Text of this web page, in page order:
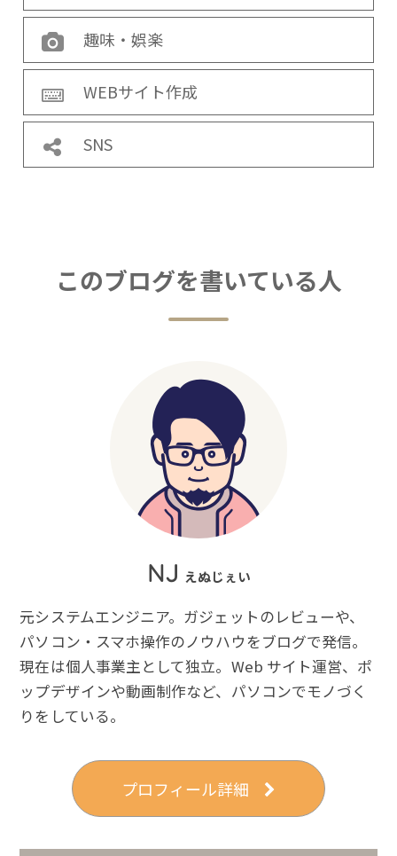
趣味・娯楽
WEBサイト作成
SNS
このブログを書いている人
NJ えぬじぇい
元システムエンジニア。ガジェットのレビューや、
パソコン・スマホ操作のノウハウをブログで発信。
現在は個人事業主として独立。Web サイト運営、ポ
ップデザインや動画制作など、パソコンでモノづく
りをしている。
プロフィール詳細